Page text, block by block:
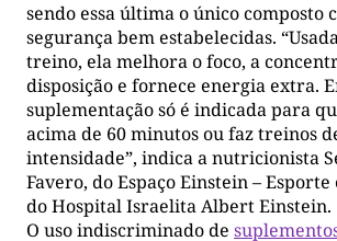
sendo essa última o único composto
segurança bem estabelecidas.
treino, ela melhora o foco, a
disposição e fornece energia extra.
suplementação só é indicada para
acima de 60 minutos ou faz treinos
intensidade”, indica a nutricionista
Favero, do Espaço Einstein –
do Hospital Israelita Albert Einstein.
O uso indiscriminado de